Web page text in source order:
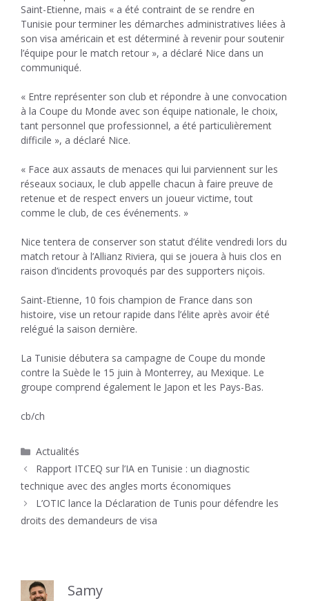
Saint-Etienne, mais « a été contraint de se rendre en
Tunisie pour terminer les démarches administratives liées à
son visa américain et est déterminé à revenir pour soutenir
l’équipe pour le match retour », a déclaré Nice dans un
communiqué.
« Entre représenter son club et répondre à une convocation
à la Coupe du Monde avec son équipe nationale, le choix,
tant personnel que professionnel, a été particulièrement
difficile », a déclaré Nice.
« Face aux assauts de menaces qui lui parviennent sur les
réseaux sociaux, le club appelle chacun à faire preuve de
retenue et de respect envers un joueur victime, tout
comme le club, de ces événements. »
Nice tentera de conserver son statut d’élite vendredi lors du
match retour à l’Allianz Riviera, qui se jouera à huis clos en
raison d’incidents provoqués par des supporters niçois.
Saint-Etienne, 10 fois champion de France dans son
histoire, vise un retour rapide dans l’élite après avoir été
relégué la saison dernière.
La Tunisie débutera sa campagne de Coupe du monde
contre la Suède le 15 juin à Monterrey, au Mexique. Le
groupe comprend également le Japon et les Pays-Bas.
cb/ch
Catégories
Actualités
Rapport ITCEQ sur l’IA en Tunisie : un diagnostic
technique avec des angles morts économiques
L’OTIC lance la Déclaration de Tunis pour défendre les
droits des demandeurs de visa
Samy